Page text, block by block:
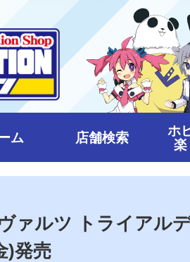
ム 店舗検索 ホ
ァルツ トライアル
)発売